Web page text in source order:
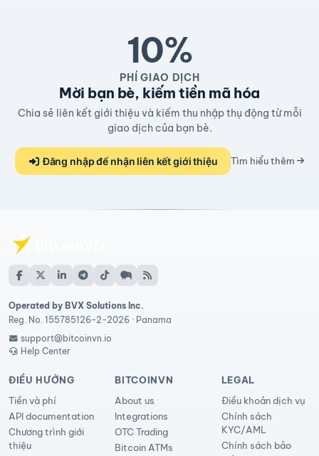
10%
PHÍ GIAO DỊCH
Mời bạn bè, kiếm tiền mã hóa
Chia sẻ liên kết giới thiệu và kiếm thu nhập thụ động từ mỗi
giao dịch của bạn bè.
Đăng nhập để nhận liên kết giới thiệu Tìm hiểu thêm
Operated by BVX Solutions Inc.
Reg. No. 155785126-2-2026 · Panama
support@bitcoinvn.io
Help Center
ĐIỀU HƯỚNG
Tiền và phí
API documentation
Chương trình giới
thiệu
BITCOINVN
About us
Integrations
OTC Trading
Bitcoin ATMs
LEGAL
Điều khoản dịch vụ
Chính sách
KYC/AML
Chính sách bảo